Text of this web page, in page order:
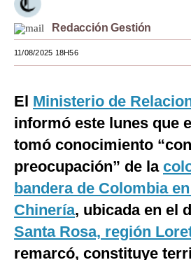
Mundo
EEUU
España
Tecnología
Club del Suscriptor
Mix
G de Gestión
Redacción Gestión
11/08/2025 18H56
El Ministerio de
informó este lunes que
tomó conocimiento “con
preocupación” de la
bandera de Colombia
Chinería, ubicada en el
Santa Rosa, región
remarcó, constituye